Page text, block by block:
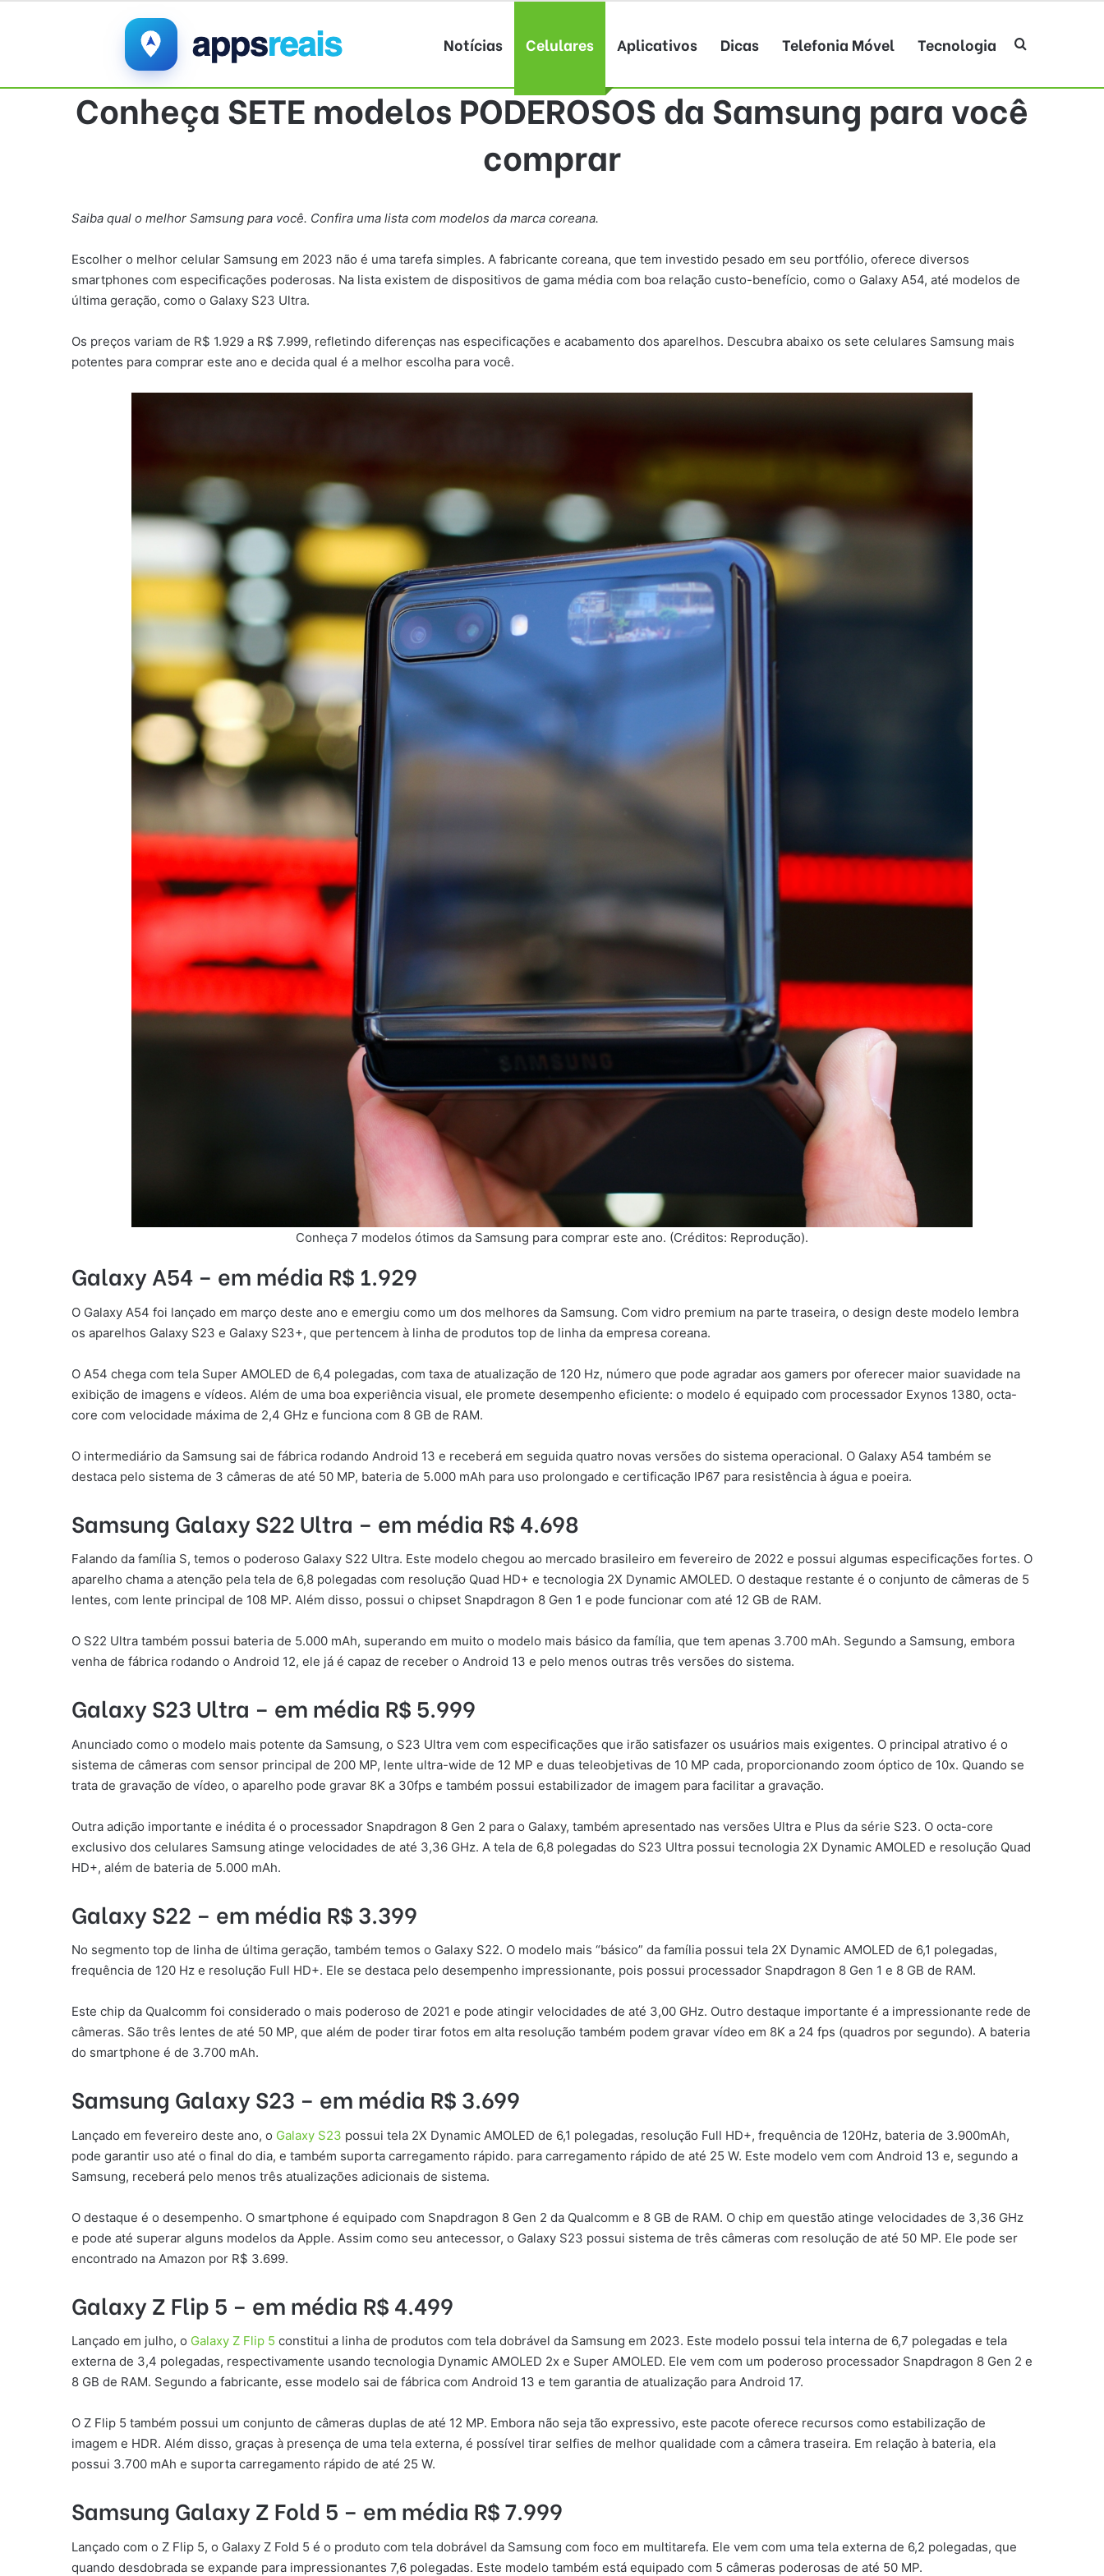
Notícias Celulares Aplicativos Dicas Telefonia Móvel Tecnologia Procurar por
Conheça SETE modelos PODEROSOS da Samsung para você
comprar
Saiba qual o melhor Samsung para você. Confira uma lista com modelos da marca coreana.
Escolher o melhor celular Samsung em 2023 não é uma tarefa simples. A fabricante coreana, que tem investido pesado em seu portfólio, oferece diversos
smartphones com especificações poderosas. Na lista existem de dispositivos de gama média com boa relação custo-benefício, como o Galaxy A54, até modelos de
última geração, como o Galaxy S23 Ultra.
Os preços variam de R$ 1.929 a R$ 7.999, refletindo diferenças nas especificações e acabamento dos aparelhos. Descubra abaixo os sete celulares Samsung mais
potentes para comprar este ano e decida qual é a melhor escolha para você.
Conheça 7 modelos ótimos da Samsung para comprar este ano. (Créditos: Reprodução).
Galaxy A54 – em média R$ 1.929
O Galaxy A54 foi lançado em março deste ano e emergiu como um dos melhores da Samsung. Com vidro premium na parte traseira, o design deste modelo lembra
os aparelhos Galaxy S23 e Galaxy S23+, que pertencem à linha de produtos top de linha da empresa coreana.
O A54 chega com tela Super AMOLED de 6,4 polegadas, com taxa de atualização de 120 Hz, número que pode agradar aos gamers por oferecer maior suavidade na
exibição de imagens e vídeos. Além de uma boa experiência visual, ele promete desempenho eficiente: o modelo é equipado com processador Exynos 1380, octa-
core com velocidade máxima de 2,4 GHz e funciona com 8 GB de RAM.
O intermediário da Samsung sai de fábrica rodando Android 13 e receberá em seguida quatro novas versões do sistema operacional. O Galaxy A54 também se
destaca pelo sistema de 3 câmeras de até 50 MP, bateria de 5.000 mAh para uso prolongado e certificação IP67 para resistência à água e poeira.
Samsung Galaxy S22 Ultra – em média R$ 4.698
Falando da família S, temos o poderoso Galaxy S22 Ultra. Este modelo chegou ao mercado brasileiro em fevereiro de 2022 e possui algumas especificações fortes. O
aparelho chama a atenção pela tela de 6,8 polegadas com resolução Quad HD+ e tecnologia 2X Dynamic AMOLED. O destaque restante é o conjunto de câmeras de 5
lentes, com lente principal de 108 MP. Além disso, possui o chipset Snapdragon 8 Gen 1 e pode funcionar com até 12 GB de RAM.
O S22 Ultra também possui bateria de 5.000 mAh, superando em muito o modelo mais básico da família, que tem apenas 3.700 mAh. Segundo a Samsung, embora
venha de fábrica rodando o Android 12, ele já é capaz de receber o Android 13 e pelo menos outras três versões do sistema.
Galaxy S23 Ultra – em média R$ 5.999
Anunciado como o modelo mais potente da Samsung, o S23 Ultra vem com especificações que irão satisfazer os usuários mais exigentes. O principal atrativo é o
sistema de câmeras com sensor principal de 200 MP, lente ultra-wide de 12 MP e duas teleobjetivas de 10 MP cada, proporcionando zoom óptico de 10x. Quando se
trata de gravação de vídeo, o aparelho pode gravar 8K a 30fps e também possui estabilizador de imagem para facilitar a gravação.
Outra adição importante e inédita é o processador Snapdragon 8 Gen 2 para o Galaxy, também apresentado nas versões Ultra e Plus da série S23. O octa-core
exclusivo dos celulares Samsung atinge velocidades de até 3,36 GHz. A tela de 6,8 polegadas do S23 Ultra possui tecnologia 2X Dynamic AMOLED e resolução Quad
HD+, além de bateria de 5.000 mAh.
Galaxy S22 – em média R$ 3.399
No segmento top de linha de última geração, também temos o Galaxy S22. O modelo mais “básico” da família possui tela 2X Dynamic AMOLED de 6,1 polegadas,
frequência de 120 Hz e resolução Full HD+. Ele se destaca pelo desempenho impressionante, pois possui processador Snapdragon 8 Gen 1 e 8 GB de RAM.
Este chip da Qualcomm foi considerado o mais poderoso de 2021 e pode atingir velocidades de até 3,00 GHz. Outro destaque importante é a impressionante rede de
câmeras. São três lentes de até 50 MP, que além de poder tirar fotos em alta resolução também podem gravar vídeo em 8K a 24 fps (quadros por segundo). A bateria
do smartphone é de 3.700 mAh.
Samsung Galaxy S23 – em média R$ 3.699
Lançado em fevereiro deste ano, o Galaxy S23 possui tela 2X Dynamic AMOLED de 6,1 polegadas, resolução Full HD+, frequência de 120Hz, bateria de 3.900mAh,
pode garantir uso até o final do dia, e também suporta carregamento rápido. para carregamento rápido de até 25 W. Este modelo vem com Android 13 e, segundo a
Samsung, receberá pelo menos três atualizações adicionais de sistema.
O destaque é o desempenho. O smartphone é equipado com Snapdragon 8 Gen 2 da Qualcomm e 8 GB de RAM. O chip em questão atinge velocidades de 3,36 GHz
e pode até superar alguns modelos da Apple. Assim como seu antecessor, o Galaxy S23 possui sistema de três câmeras com resolução de até 50 MP. Ele pode ser
encontrado na Amazon por R$ 3.699.
Galaxy Z Flip 5 – em média R$ 4.499
Lançado em julho, o Galaxy Z Flip 5 constitui a linha de produtos com tela dobrável da Samsung em 2023. Este modelo possui tela interna de 6,7 polegadas e tela
externa de 3,4 polegadas, respectivamente usando tecnologia Dynamic AMOLED 2x e Super AMOLED. Ele vem com um poderoso processador Snapdragon 8 Gen 2 e
8 GB de RAM. Segundo a fabricante, esse modelo sai de fábrica com Android 13 e tem garantia de atualização para Android 17.
O Z Flip 5 também possui um conjunto de câmeras duplas de até 12 MP. Embora não seja tão expressivo, este pacote oferece recursos como estabilização de
imagem e HDR. Além disso, graças à presença de uma tela externa, é possível tirar selfies de melhor qualidade com a câmera traseira. Em relação à bateria, ela
possui 3.700 mAh e suporta carregamento rápido de até 25 W.
Samsung Galaxy Z Fold 5 – em média R$ 7.999
Lançado com o Z Flip 5, o Galaxy Z Fold 5 é o produto com tela dobrável da Samsung com foco em multitarefa. Ele vem com uma tela externa de 6,2 polegadas, que
quando desdobrada se expande para impressionantes 7,6 polegadas. Este modelo também está equipado com 5 câmeras poderosas de até 50 MP.